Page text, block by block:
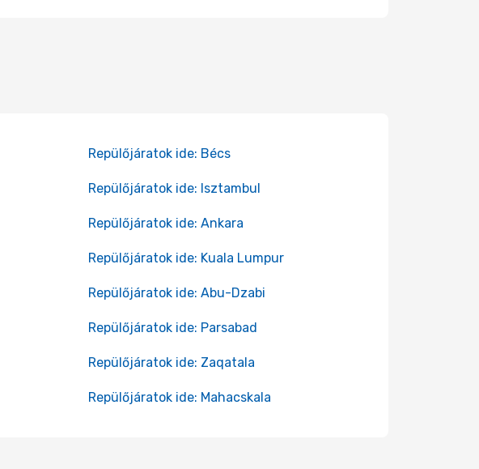
Repülőjáratok ide: Bécs
Repülőjáratok ide: Isztambul
Repülőjáratok ide: Ankara
Repülőjáratok ide: Kuala Lumpur
Repülőjáratok ide: Abu-Dzabi
Repülőjáratok ide: Parsabad
Repülőjáratok ide: Zaqatala
Repülőjáratok ide: Mahacskala